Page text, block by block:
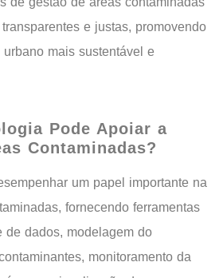
e justas, promovendo
mais sustentável e
Pode Apoiar a
Contaminadas?
um papel importante na
fornecendo ferramentas
de dados, modelagem do
monitoramento da